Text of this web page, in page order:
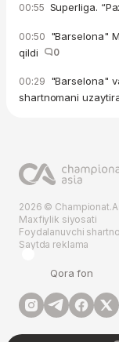
00:55 Superliga.
00:50 "Barselona"
qildi
0
00:29 "Barselona"
shartnomani
2026 ©
Maxfiylik siyosati
Foydalanuvchi
Saytda reklama
Qora fon